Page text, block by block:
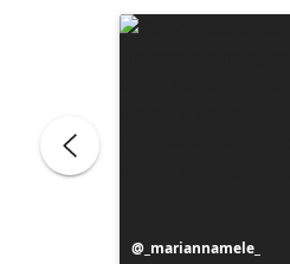
Beitrag
_mariannamele_